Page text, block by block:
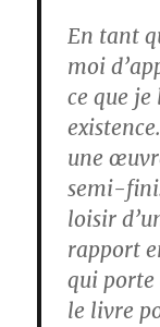
En tant
moi
ce que je
une
semi-
loisir
rapport
qui porte
le livre